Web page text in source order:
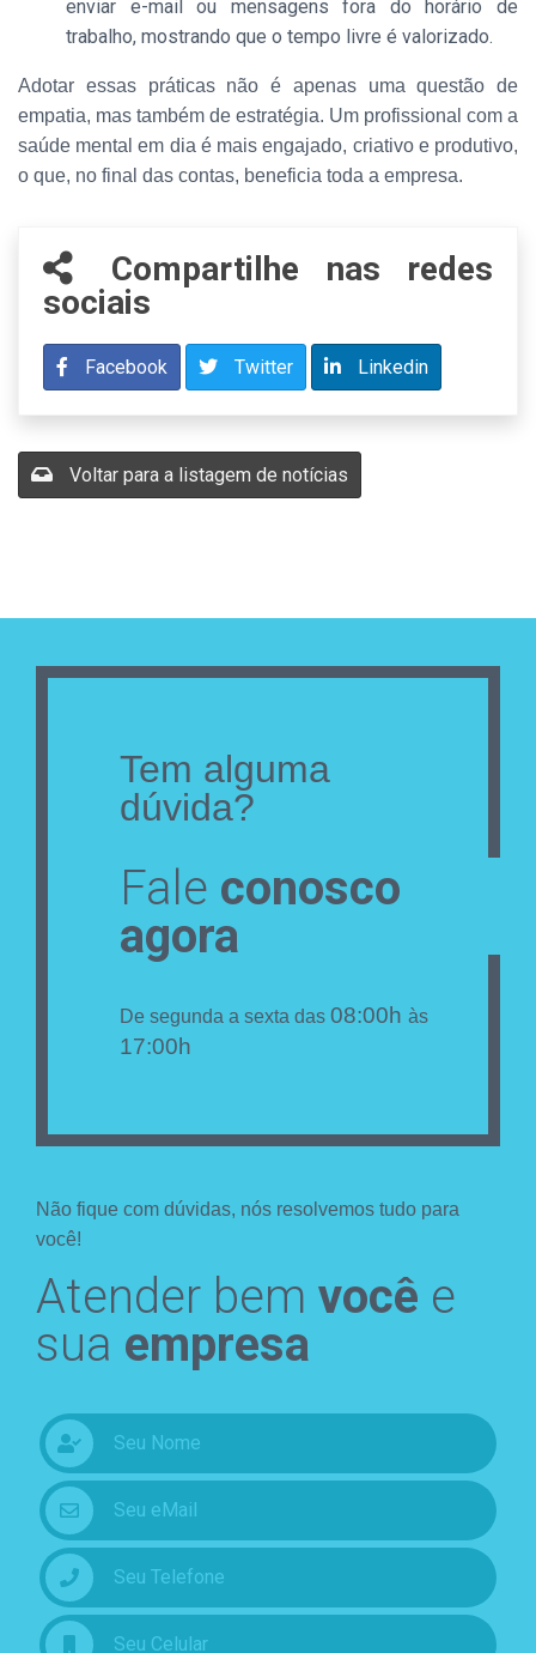
enviar e-mail ou mensagens fora do horário de
trabalho, mostrando que o tempo livre é valorizado.
Adotar essas práticas não é apenas uma questão de
empatia, mas também de estratégia. Um profissional com a
saúde mental em dia é mais engajado, criativo e produtivo,
o que, no final das contas, beneficia toda a empresa.
Compartilhe nas redes
sociais
Facebook Twitter Linkedin
Voltar para a listagem de notícias
Tem alguma
dúvida?
Fale conosco
agora
De segunda a sexta das 08:00h às
17:00h
Não fique com dúvidas, nós resolvemos tudo para
você!
Atender bem você e
sua empresa